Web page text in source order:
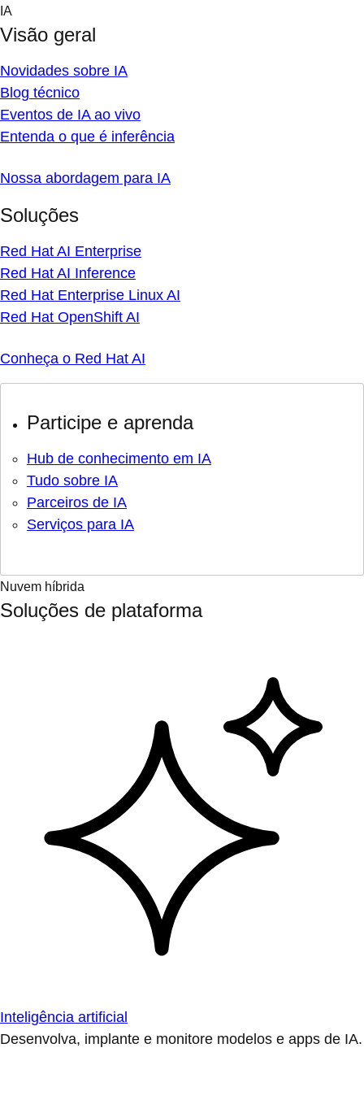
Skip
content
IA
Visão geral
Novidades sobre IA
Blog técnico
Eventos de IA ao vivo
Entenda o que é inferência
Nossa abordagem para IA
Soluções
Red Hat AI Enterprise
Red Hat AI Inference
Red Hat Enterprise Linux AI
Red Hat OpenShift AI
Conheça o Red Hat AI
Participe e aprenda
Hub de conhecimento em IA
Tudo sobre IA
Parceiros de IA
Serviços para IA
Nuvem híbrida
Soluções de plataforma
Inteligência artificial
Desenvolva, implante e monitore modelos e apps de IA.